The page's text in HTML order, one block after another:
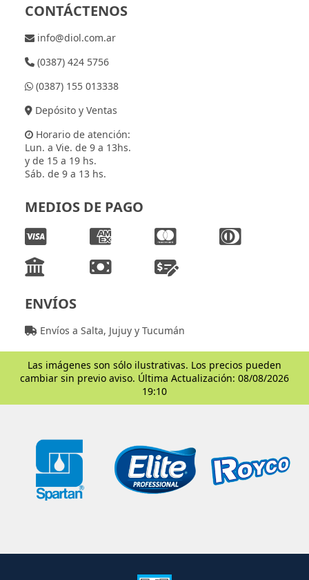
CONTÁCTENOS
info@diol.com.ar
(0387) 424 5756
(0387) 155 013338
Depósito y Ventas
Horario de atención:
Lun. a Vie. de 9 a 13hs.
y de 15 a 19 hs.
Sáb. de 9 a 13 hs.
MEDIOS DE PAGO
ENVÍOS
Envíos a Salta, Jujuy y Tucumán
Las imágenes son sólo ilustrativas. Los precios pueden
cambiar sin previo aviso. Última Actualización: 08/08/2026
19:10